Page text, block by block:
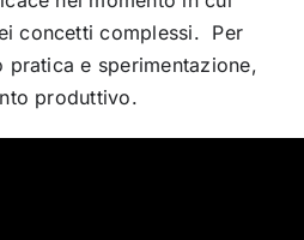
concetti complessi. Per
e sperimentazione,
produttivo.